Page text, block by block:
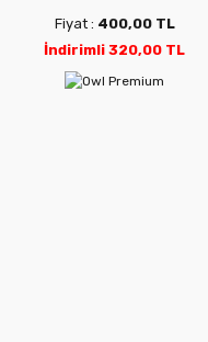
Fiyat : 400,00 TL
İndirimli 320,00 TL